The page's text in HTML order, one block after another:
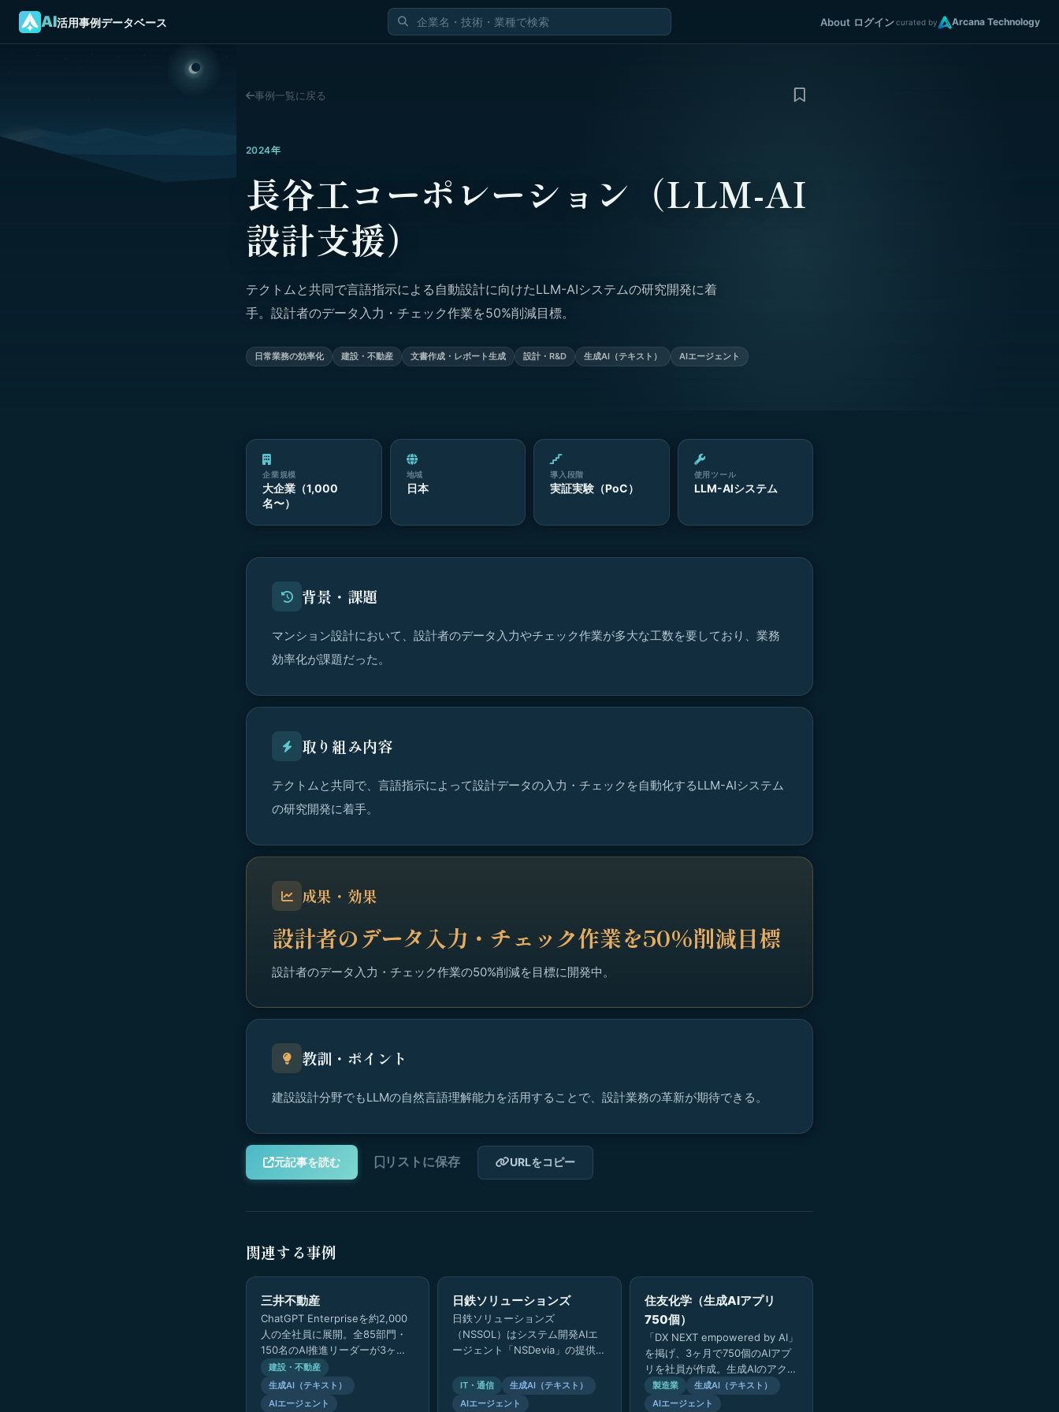
AI活用事例データベース About ログインcurated by Arcana Technology
事例一覧に戻る
2024年
長谷工コーポレーション（LLM-AI
設計支援）
テクトムと共同で言語指示による自動設計に向けたLLM-AIシステムの研究開発に着
手。設計者のデータ入力・チェック作業を50%削減目標。
日常業務の効率化 建設・不動産 文書作成・レポート生成 設計・R&D 生成AI（テキスト） AIエージェント
企業規模
大企業（1,000
名〜）
地域
日本
導入段階
実証実験（PoC）
使用ツール
LLM-AIシステム
背景・課題
マンション設計において、設計者のデータ入力やチェック作業が多大な工数を要しており、業務
効率化が課題だった。
取り組み内容
テクトムと共同で、言語指示によって設計データの入力・チェックを自動化するLLM-AIシステム
の研究開発に着手。
成果・効果
設計者のデータ入力・チェック作業を50%削減目標
設計者のデータ入力・チェック作業の50%削減を目標に開発中。
教訓・ポイント
建設設計分野でもLLMの自然言語理解能力を活用することで、設計業務の革新が期待できる。
元記事を読む リストに保存 URLをコピー
関連する事例
三井不動産
ChatGPT Enterpriseを約2,000
人の全社員に展開。全85部門・
150名のAI推進リーダーが3ヶ月
で約500件のカスタムGPTを開
発・運用。業…
建設・不動産
生成AI（テキスト）
AIエージェント
日鉄ソリューションズ
日鉄ソリューションズ
（NSSOL）はシステム開発AIエ
ージェント「NSDevia」の提供を
トケースなどのドキュメント作成
をAIが…
IT・通信
生成AI（テキスト）
AIエージェント
住友化学（生成AIアプリ
750個）
「DX NEXT empowered by AI」
を掲げ、3ヶ月で750個のAIアプ
リを社員が作成。生成AIのアクテ
ィブユーザー率100%を目標に、
DXによる…
製造業
生成AI（テキスト）
AIエージェント